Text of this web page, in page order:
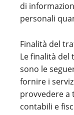
di
personali
Finalità del
Le finalità
sono le
fornire i
provvedere a
contabili e